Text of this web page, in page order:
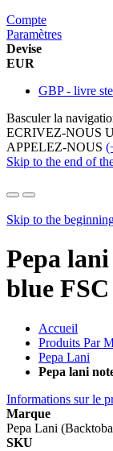
Compte
Paramètres
Devise
EUR
GBP - livre
Basculer la
ECRIVEZ-NOUS
APPELEZ-NOUS
Skip to the end of
Skip to the
Pepa
blue FSC
Accueil
Produits Par
Pepa Lani
Pepa lani
Informations sur le
Marque
Pepa Lani
SKU